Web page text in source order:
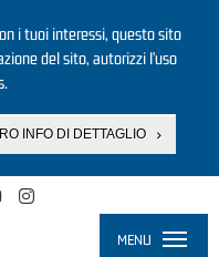
i tuoi interessi, questo sito
del sito, autorizzi l’uso
INFO DI DETTAGLIO
MENU